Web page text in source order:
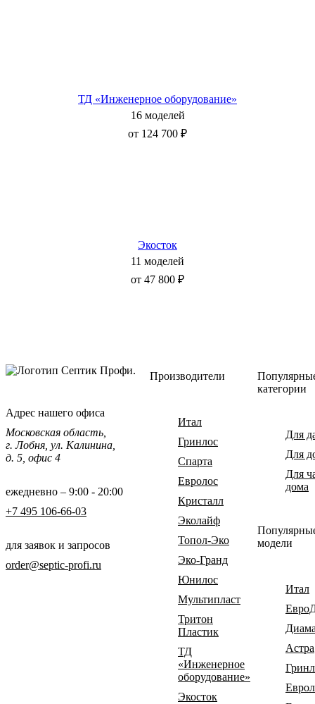
ТД «Инженерное оборудование»
16 моделей
от 124 700 ₽
Экосток
11 моделей
от 47 800 ₽
Адрес нашего офиса
Московская область,
г. Лобня, ул. Калинина,
д. 5, офис 4
ежедневно – 9:00 - 20:00
+7 495 106-66-03
для заявок и запросов
order@septic-profi.ru
Производители
Итал
Гринлос
Спарта
Евролос
Кристалл
Эколайф
Топол-Эко
Эко-Гранд
Юнилос
Мультипласт
Тритон
Пластик
ТД
«Инженерное
оборудование»
Экосток
категории
Для
Для
Для
дома
модели
Итал
Астра